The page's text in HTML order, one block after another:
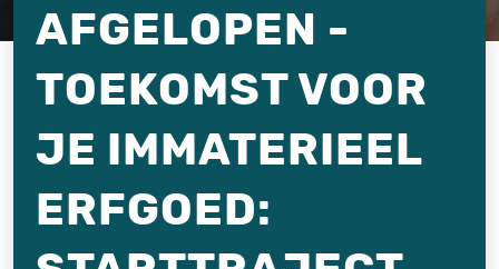
AFGELOPEN -
TOEKOMST VOOR
JE IMMATERIEEL
ERFGOED: